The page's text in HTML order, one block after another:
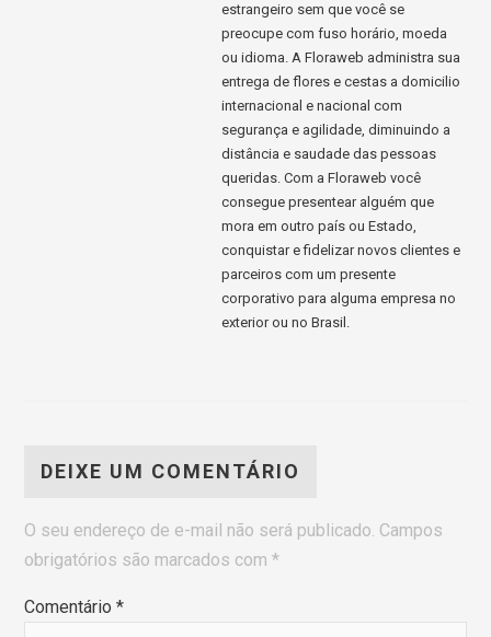
estrangeiro sem que você se
preocupe com fuso horário, moeda
ou idioma. A Floraweb administra sua
entrega de flores e cestas a domicilio
internacional e nacional com
segurança e agilidade, diminuindo a
distância e saudade das pessoas
queridas. Com a Floraweb você
consegue presentear alguém que
mora em outro país ou Estado,
conquistar e fidelizar novos clientes e
parceiros com um presente
corporativo para alguma empresa no
exterior ou no Brasil.
DEIXE UM COMENTÁRIO
O seu endereço de e-mail não será publicado. Campos
obrigatórios são marcados com*
Comentário*